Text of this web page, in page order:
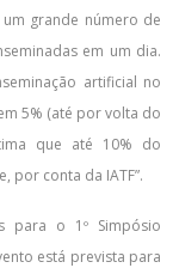
grande número de
em um dia.
artificial no
5% (até por volta do
que até 10% do
por conta da IATF”.
para o 1º Simpósio
está prevista para